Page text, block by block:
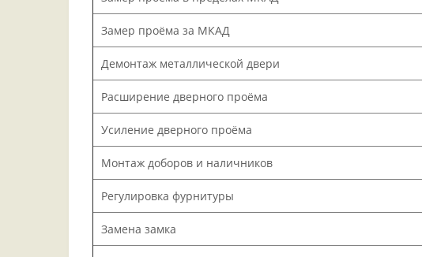
Замер проёма за МКАД
Демонтаж металлической двери
Расширение дверного проёма
Усиление дверного проёма
Монтаж доборов и наличников
Регулировка фурнитуры
Замена замка